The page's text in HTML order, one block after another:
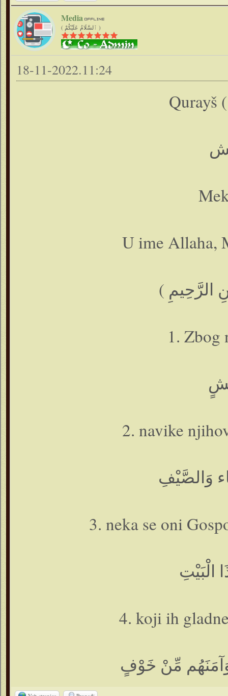
Media
( ٱلسَّلَامُ عَلَيْكُمْ )
18-11-2022.11:24
Qurayš
U ime Allaha,
1. Zbog
2. navike
وَالصَّيْفِ
3. neka se oni
الْبَيْتِ
4. koji ih
مِّنْ خَوْفٍ